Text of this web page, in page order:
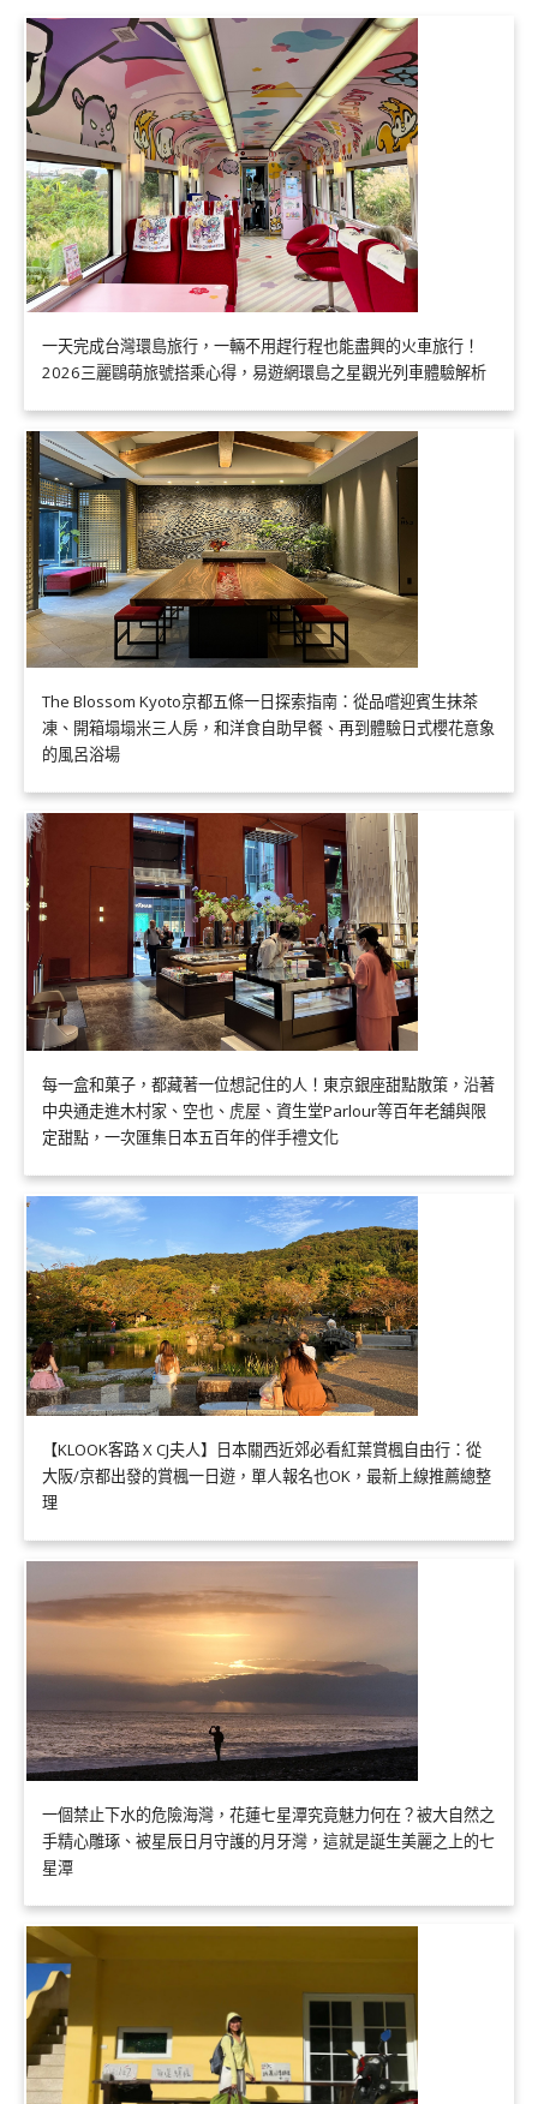
一天完成台灣環島旅行，一輛不用趕行程也能盡興的火車旅行！
2026三麗鷗萌旅號搭乘心得，易遊網環島之星觀光列車體驗解析
The Blossom Kyoto京都五條一日探索指南：從品嚐迎賓生抹茶
凍、開箱塌塌米三人房，和洋食自助早餐、再到體驗日式櫻花意象
的風呂浴場
每一盒和菓子，都藏著一位想記住的人！東京銀座甜點散策，沿著
中央通走進木村家、空也、虎屋、資生堂Parlour等百年老舖與限
定甜點，一次匯集日本五百年的伴手禮文化
【KLOOK客路 X CJ夫人】日本關西近郊必看紅葉賞楓自由行：從
大阪/京都出發的賞楓一日遊，單人報名也OK，最新上線推薦總整
理
一個禁止下水的危險海灣，花蓮七星潭究竟魅力何在？被大自然之
手精心雕琢、被星辰日月守護的月牙灣，這就是誕生美麗之上的七
星潭